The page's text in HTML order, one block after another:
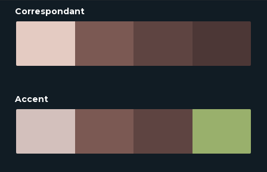
Correspondant
Accent